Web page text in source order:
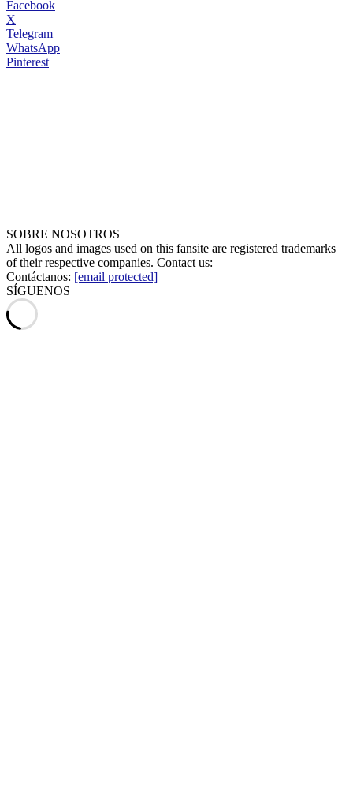
Facebook
X
Telegram
WhatsApp
Pinterest
SOBRE NOSOTROS
All logos and images used on this fansite are registered trademarks
of their respective companies. Contact us:
Contáctanos: [email protected]
SÍGUENOS